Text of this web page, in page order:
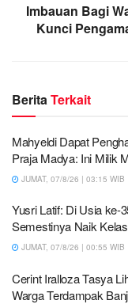
Imbauan Bagi
Kunci
Berita Terkait
Mahyeldi Dapat
Praja Madya: Ini Milik
JUMAT, 07/8/26 | 03:15 WIB
Yusri Latif: Di Usia ke-
Semestinya Naik
JUMAT, 07/8/26 | 00:55 WIB
Cerint Iralloza Tasya
Warga Terdampak